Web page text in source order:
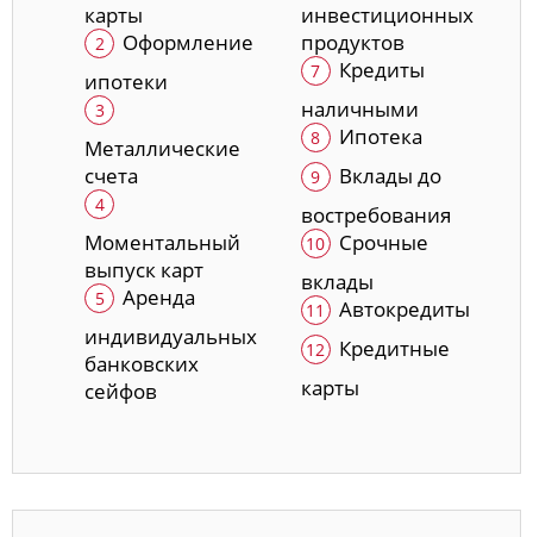
карты
Оформление
ипотеки
Металлические
счета
Моментальный
выпуск карт
Аренда
индивидуальных
банковских
сейфов
инвестиционных
продуктов
Кредиты
наличными
Ипотека
Вклады до
востребования
Срочные
вклады
Автокредиты
Кредитные
карты